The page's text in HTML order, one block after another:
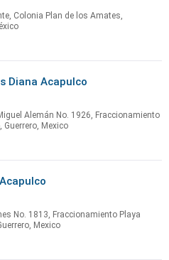
Colonia Plan de los Amates,
Diana Acapulco
Alemán No. 1926, Fraccionamiento
Guerrero, Mexico
No. 1813, Fraccionamiento Playa
Mexico